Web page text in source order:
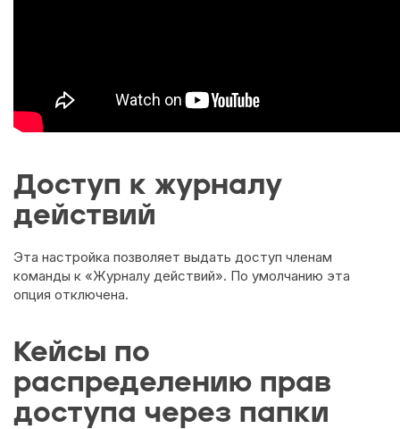
Доступ к журналу
действий
Эта настройка позволяет выдать доступ членам
команды к «Журналу действий». По умолчанию эта
опция отключена.
Кейсы по
распределению прав
доступа через папки